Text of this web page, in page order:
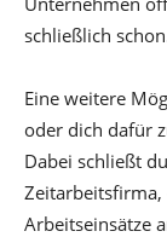
schließlich
Eine weitere
oder dich dafür
Dabei schließt
Arbeitseinsätze